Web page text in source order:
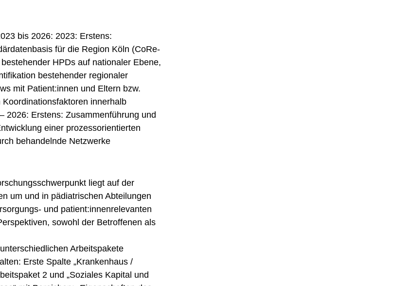
liegt auf der
um und in pädiatrischen Abteilungen
und patient:innenrelevanten
sowohl der Betroffenen als